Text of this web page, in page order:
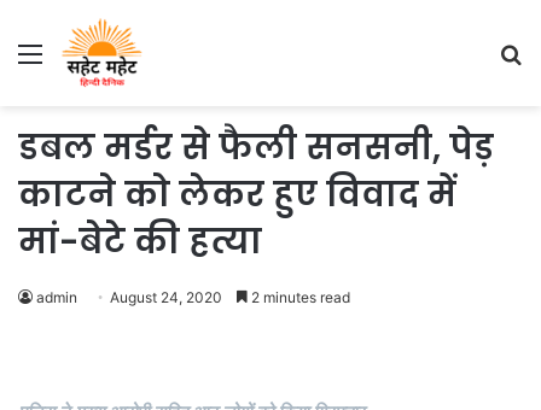
Menu
डबल मर्डर से फैली सनसनी, पेड़
काटने को लेकर हुए विवाद में
मां-बेटे की हत्या
admin August 24, 2020 2 minutes read